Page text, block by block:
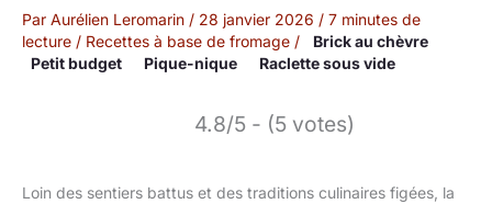
Par Aurélien Leromarin / 28 janvier 2026 / 7 minutes de
lecture / Recettes à base de fromage /
Brick au chèvre
Petit budget
Pique-nique Raclette sous vide
4.8/5 - (5 votes)
Loin des sentiers battus et des traditions culinaires figées, la